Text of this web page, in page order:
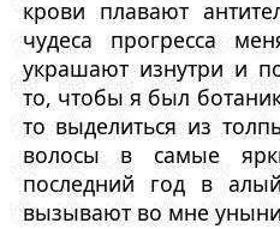
крови плавают
чудеса прогресса
украшают изнутри и
то, чтобы я был
то выделиться из
волосы в самые
последний год в
вызывают во мне